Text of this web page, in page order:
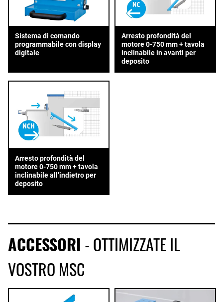
Sistema di comando
programmabile con display
digitale
Arresto profondità del
motore 0-750 mm + tavola
inclinabile in avanti per
deposito
Arresto profondità del
motore 0-750 mm + tavola
inclinabile all’indietro per
deposito
ACCESSORI - OTTIMIZZATE IL
VOSTRO MSC